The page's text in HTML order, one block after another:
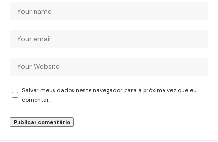
Salvar meus dados neste navegador para a próxima vez que eu
comentar.